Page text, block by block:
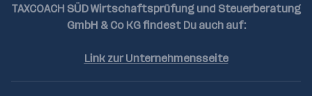
TAXCOACH SÜD Wirtschaftsprüfung und Steuerberatung
GmbH & Co KG findest Du auch auf:
Link zur Unternehmensseite